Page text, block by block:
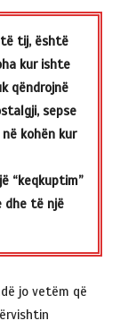
të tij, është
kur ishte
qëndrojnë
sepse
kohën kur
“keqkuptim”
dhe të një
jo vetëm që